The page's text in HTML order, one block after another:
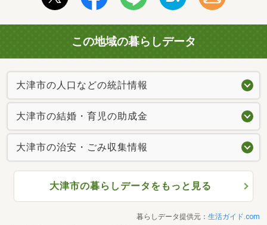
この地域の暮らしデータ
大津市の人口などの統計情報
大津市の結婚・育児の助成金
大津市の治安・ごみ収集情報
大津市の暮らしデータをもっと見る
暮らしデータ提供元： 生活ガイド.com